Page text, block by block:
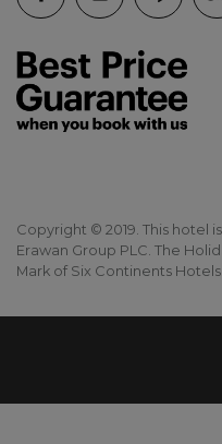
Copyright © 2019. This hotel
Erawan Group PLC. The
Mark of Six Continents